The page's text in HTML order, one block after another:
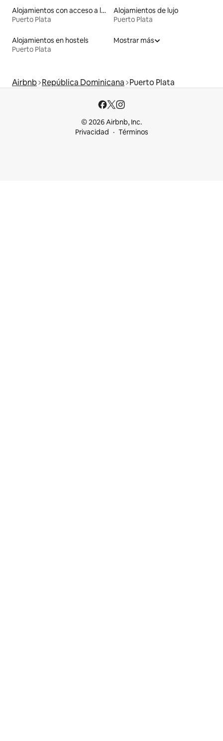
Alojamientos con acceso a las pistas de esquí
Puerto Plata
Alojamientos de lujo
Puerto Plata
Alojamientos en hostels
Puerto Plata
Mostrar más
Airbnb República Dominicana Puerto Plata
© 2026 Airbnb, Inc.
Privacidad
Términos